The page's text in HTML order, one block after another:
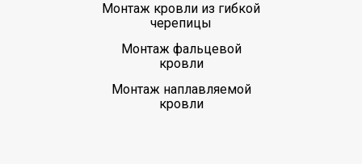
Монтаж кровли из гибкой
черепицы
Монтаж фальцевой
кровли
Монтаж наплавляемой
кровли